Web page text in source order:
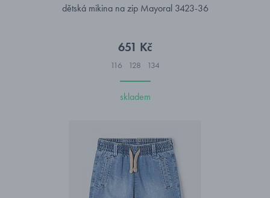
dětská mikina na zip Mayoral 3423-36
651 Kč
116 128 134
skladem